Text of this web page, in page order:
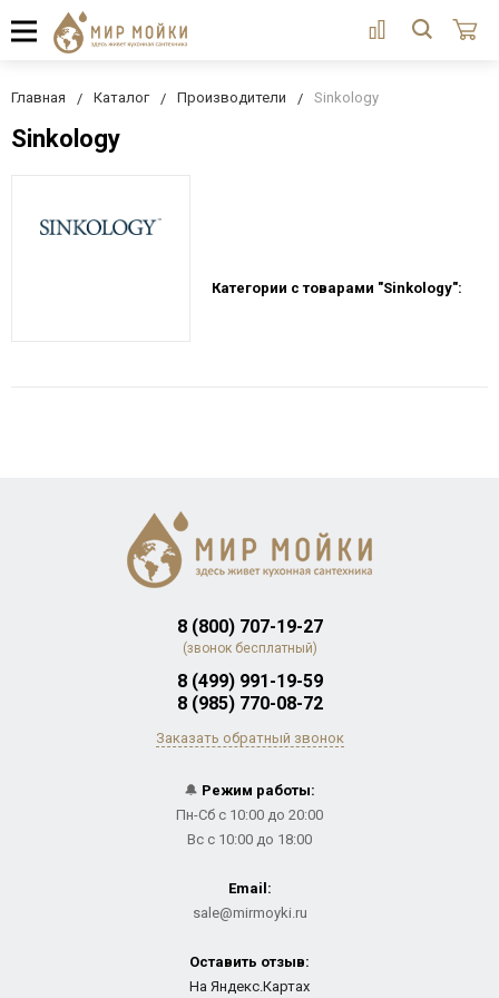
Главная Каталог Производители Sinkology
Sinkology
Категории с товарами "Sinkology":
8 (800) 707-19-27
(звонок бесплатный)
8 (499) 991-19-59
8 (985) 770-08-72
Заказать обратный звонок
🔔 Режим работы:
Пн-Сб с 10:00 до 20:00
Вс с 10:00 до 18:00
Email:
sale@mirmoyki.ru
Оставить отзыв:
На Яндекс.Картах